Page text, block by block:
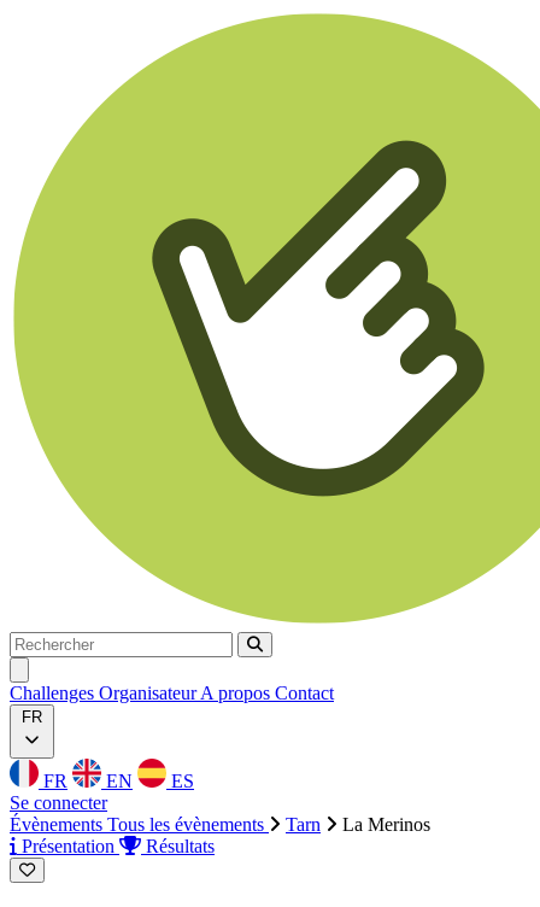
Rechercher
Rechercher
Challenges OrganisateurA propos Contact
FR
FR EN
ES
Se connecter
Évènements Tous les évènements Tarn
La Merinos
Présentation
Résultats